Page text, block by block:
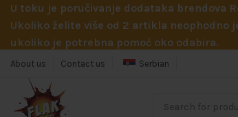
U toku je poručivanje dodataka brendova
Ukoliko želite više od 2 artikla neophodno
ukoliko je potrebna pomoć oko odabira.
About us Contact us Serbian